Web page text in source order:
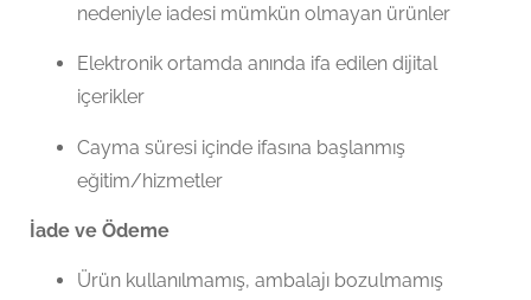
nedeniyle iadesi mümkün olmayan ürünler
Elektronik ortamda anında ifa edilen dijital
içerikler
Cayma süresi içinde ifasına başlanmış
eğitim/hizmetler
İade ve Ödeme
Ürün kullanılmamış, ambalajı bozulmamış